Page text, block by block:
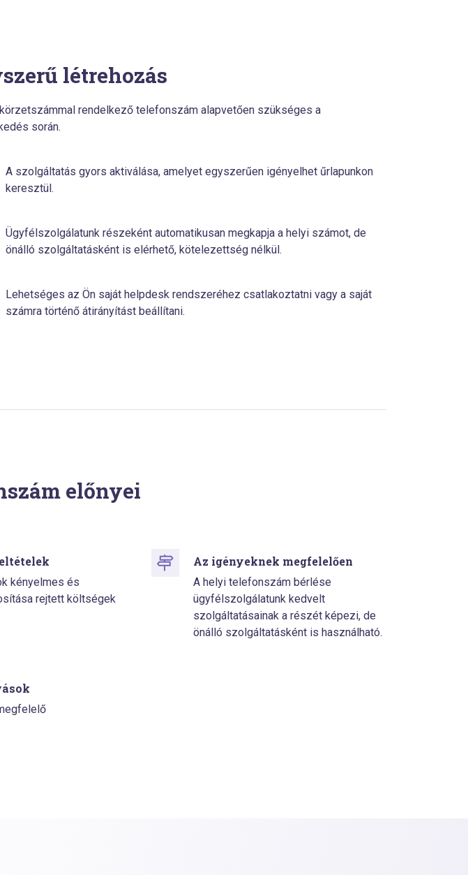
létrehozás
rendelkező telefonszám alapvetően szükséges a
során.
A szolgáltatás gyors aktiválása, amelyet egyszerűen igényelhet űrlapunkon
keresztül.
Ügyfélszolgálatunk részeként automatikusan megkapja a helyi számot, de
önálló szolgáltatásként is elérhető, kötelezettség nélkül.
Lehetséges az Ön saját helpdesk rendszeréhez csatlakoztatni vagy a saját
számra történő átirányítást beállítani.
előnyei
kényelmes és
rejtett költségek
Az igényeknek megfelelően
A helyi telefonszám bérlése
ügyfélszolgálatunk kedvelt
szolgáltatásainak a részét képezi, de
önálló szolgáltatásként is használható.